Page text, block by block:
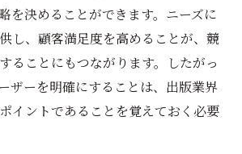
を決めることができます。ニーズに
し、顧客満足度を高めることが、競
ることにもつながります。したがっ
ザーを明確にすることは、出版業界
イントであることを覚えておく必要